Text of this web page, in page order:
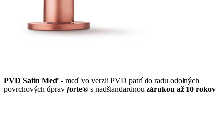
PVD Satin Meď - meď vo verzii PVD patrí do radu odolných
povrchových úprav forte® s nadštandardnou zárukou až 10 rokov